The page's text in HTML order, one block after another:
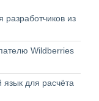
разработчиков из
Wildberries
для расчёта